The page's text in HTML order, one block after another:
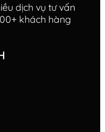
dịch vụ tư vấn
khách hàng